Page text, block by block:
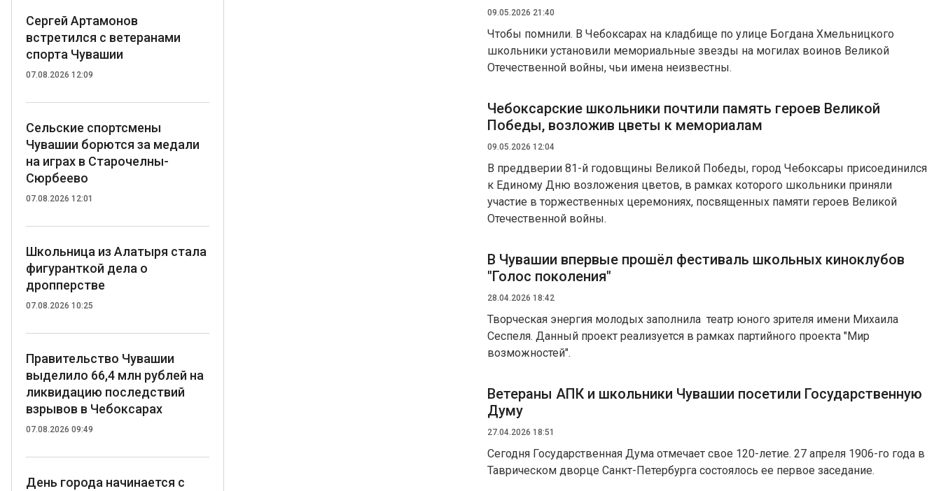
Сергей Артамонов
встретился с ветеранами
спорта Чувашии
07.08.2026 12:09
Сельские спортсмены
Чувашии борются за медали
на играх в Старочелны-
Сюрбеево
07.08.2026 12:01
Школьница из Алатыря стала
фигуранткой дела о
дропперстве
07.08.2026 10:25
Правительство Чувашии
выделило 66,4 млн рублей на
ликвидацию последствий
взрывов в Чебоксарах
07.08.2026 09:49
День города начинается с
09.05.2026 21:40
Чтобы помнили. В Чебоксарах на кладбище по улице Богдана Хмельницкого
школьники установили мемориальные звезды на могилах воинов Великой
Отечественной войны, чьи имена неизвестны.
Чебоксарские школьники почтили память героев Великой
Победы, возложив цветы к мемориалам
09.05.2026 12:04
В преддверии 81-й годовщины Великой Победы, город Чебоксары присоединился
к Единому Дню возложения цветов, в рамках которого школьники приняли
участие в торжественных церемониях, посвященных памяти героев Великой
Отечественной войны.
В Чувашии впервые прошёл фестиваль школьных киноклубов
"Голос поколения"
28.04.2026 18:42
Творческая энергия молодых заполнила театр юного зрителя имени Михаила
Сеспеля. Данный проект реализуется в рамках партийного проекта "Мир
возможностей".
Ветераны АПК и школьники Чувашии посетили Государственную
Думу
27.04.2026 18:51
Сегодня Государственная Дума отмечает свое 120-летие. 27 апреля 1906-го года в
Таврическом дворце Санкт-Петербурга состоялось ее первое заседание.